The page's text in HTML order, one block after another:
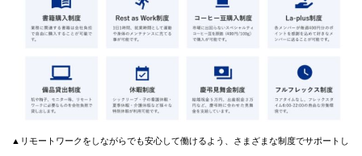
▲リモートワークをしながらでも安心して働けるよう、さまざまな制度でサポートし